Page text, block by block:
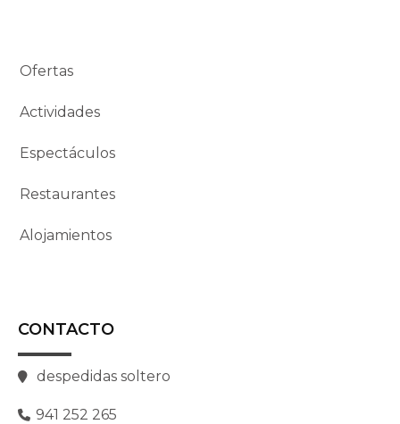
Ofertas
Actividades
Espectáculos
Restaurantes
Alojamientos
CONTACTO
despedidas soltero
941 252 265